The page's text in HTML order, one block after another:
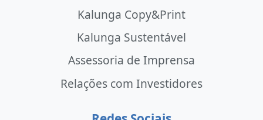
Kalunga Copy&Print
Kalunga Sustentável
Assessoria de Imprensa
Relações com Investidores